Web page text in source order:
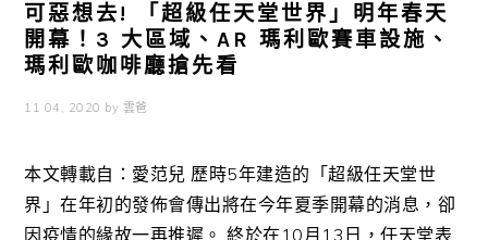
可惡想去! 「超級任天堂世界」明年春天
開幕！3 大區域、AR 瑪利歐賽車設施、
瑪利歐咖啡廳搶先看
11 04, 2020 by 雲爸
本文轉載自：愛范兒 歷時5年建造的「超級任天堂世
界」在年初的發佈會傳出將在今年夏季開幕的消息，卻
因疫情的緣故一再推遲。 終於在10月13日，任天堂表